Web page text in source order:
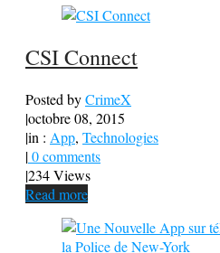
CSI Connect
Posted byCrimeX
|octobre 08, 2015
|in : App, Technologies
|0 comments
|234 Views
Read more